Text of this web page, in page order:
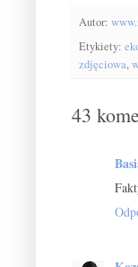
Autor:
Etykiety:
zdjęciowa,
43